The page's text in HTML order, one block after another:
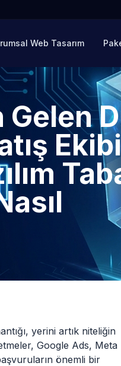
Web Tasarım
Gelen
yerini artık niteliğin
Google Ads, Meta
önemli bir